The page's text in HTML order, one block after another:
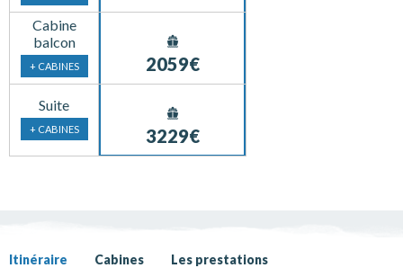
Cabine
balcon
+ CABINES
Suite
+ CABINES
2059€
3229€
Itinéraire Cabines Les prestations